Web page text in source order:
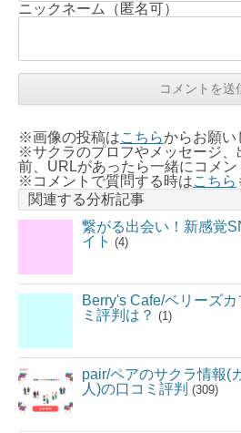
ニックネーム（匿名可）
※画像の投稿はこちらからお願い
※サクラのプロフやメッセージ、
前、URLがあったら一緒にコメン
※コメントで質問する時はこちら
関連する分析記事
繋がる出会い！新感覚
イト (4)
Berry's Cafe/ベリーズ
ミ評判は？ (1)
pair/ペアのサクラ情報(
人)の口コミ評判 (309)